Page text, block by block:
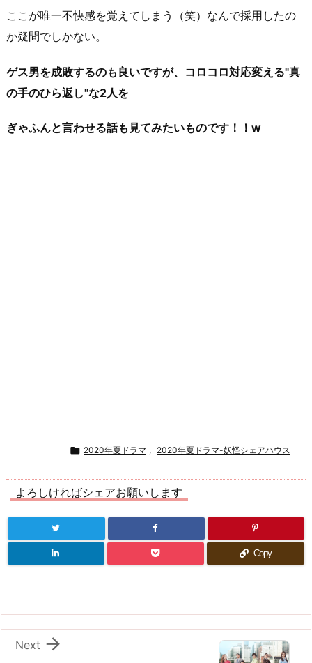
ここが唯一不快感を覚えてしまう（笑）なんで採用したの
か疑問でしかない。
ゲス男を成敗するのも良いですが、コロコロ対応変える"真
の手のひら返し"な2人を
ぎゃふんと言わせる話も見てみたいものです！！w
 2020年夏ドラマ , 2020年夏ドラマ-妖怪シェアハウス
よろしければシェアお願いします
Copy

Next